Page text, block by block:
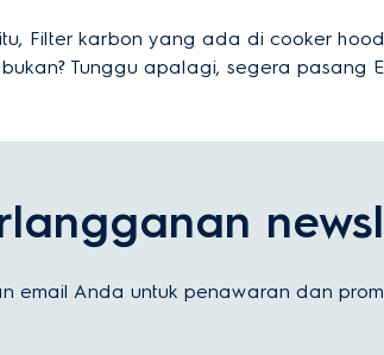
Filter karbon yang ada di cooker
Tunggu apalagi, segera pasang
email Anda untuk penawaran dan